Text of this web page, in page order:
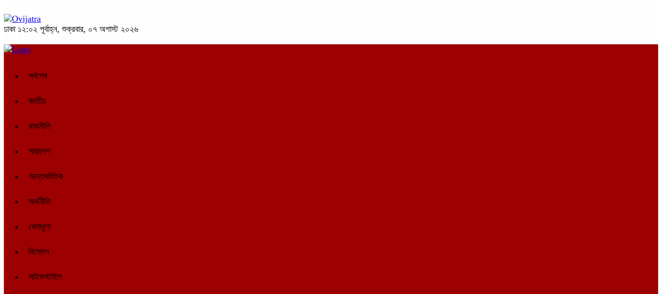
ঢাকা ১২:০২ পূর্বাহ্ন, শুক্রবার, ০৭ অগাস্ট ২০২৬
সর্বশেষ
জাতীয়
রাজনীতি
সারাদেশ
আন্তর্জাতিক
অর্থনীতি
খেলাধুলা
বিনোদন
লাইফস্টাইল